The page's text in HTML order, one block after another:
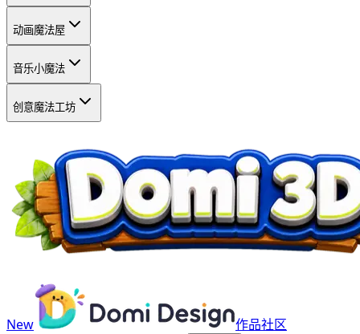
动画魔法屋
音乐小魔法
创意魔法工坊
New
作品社区